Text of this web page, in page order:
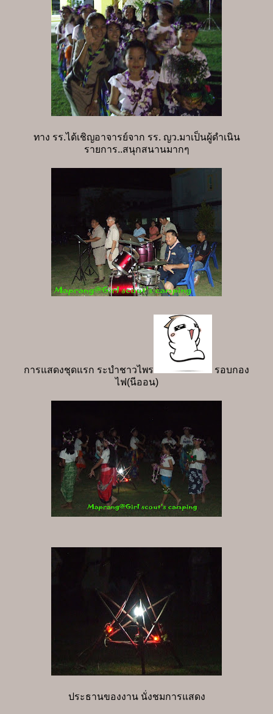
ทาง รร.ได้เชิญอาจารย์จาก รร. ญว.มาเป็นผู้ดำเนิน
รายการ..สนุกสนานมากๆ
การแสดงชุดแรก ระบำชาวไพร
รอบกอง
ไฟ(นีออน)
ประธานของงาน นั่งชมการแสดง